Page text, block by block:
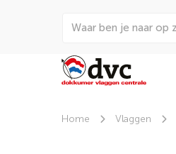
Home Vlaggen